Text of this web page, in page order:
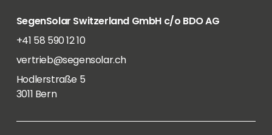
SegenSolar Switzerland GmbH c/o BDO AG
+41 58 590 12 10
vertrieb@segensolar.ch
Hodlerstraße 5
3011 Bern